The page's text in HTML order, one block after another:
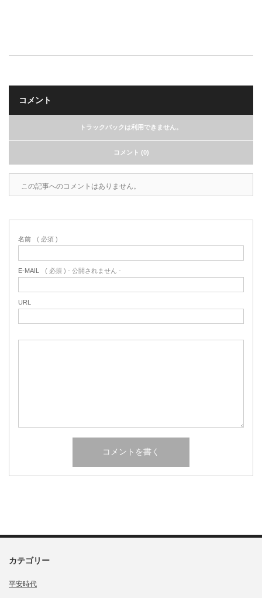
コメント
トラックバックは利用できません。
コメント (0)
この記事へのコメントはありません。
名前 ( 必須 )
E-MAIL ( 必須 ) - 公開されません -
URL
カテゴリー
平安時代